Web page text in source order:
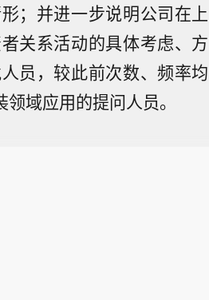
；并进一步说明公司在上
关系活动的具体考虑、方
员，较此前次数、频率均
域应用的提问人员。